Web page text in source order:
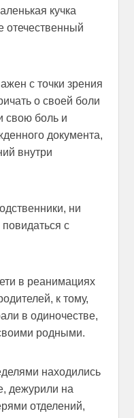
кучка
отечественный
с точки зрения
о своей боли
свою боль и
документа,
внутри
ни
с
в реанимациях
к тому,
в одиночестве,
родными.
находились
дежурили на
отделений,